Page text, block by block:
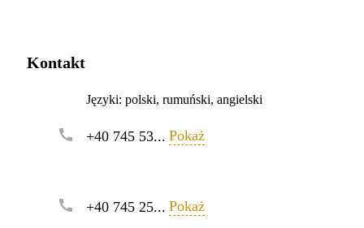
Kontakt
Języki: polski, rumuński, angielski
+40 745 53... Pokaż
+40 745 25... Pokaż